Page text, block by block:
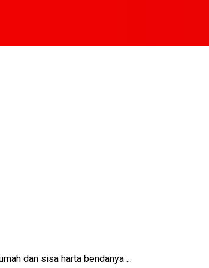
dan sisa harta bendanya ...